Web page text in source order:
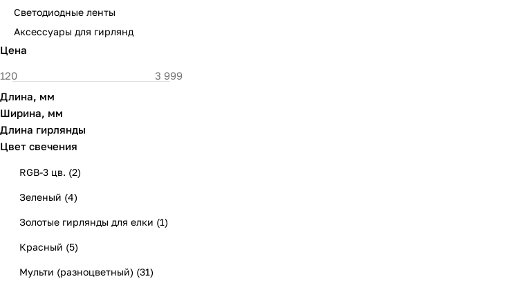
Светодиодные ленты
Аксессуары для гирлянд
Цена
Длина, мм
Ширина, мм
Длина гирлянды
Цвет свечения
RGB-3 цв. (2)
Зеленый (4)
Золотые гирлянды для елки (1)
Красный (5)
Мульти (разноцветный) (31)